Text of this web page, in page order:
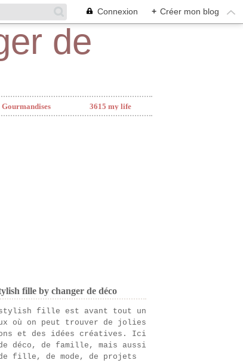
Connexion + Créer mon blog
Gourmandises 3615 my life
fille by changer de déco
stylish fille est avant tout un
où on peut trouver de jolies
et des idées créatives. Ici
déco, de famille, mais aussi
fille, de mode, de projets